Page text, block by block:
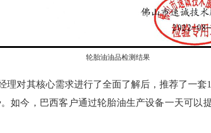
轮胎油油品检测结果
理对其核心需求进行了全面了解后，推荐了一
如今，巴西客户通过轮胎油生产设备一天可以